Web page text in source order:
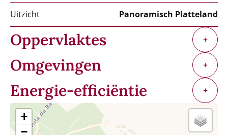
Uitzicht Panoramisch Platteland
Oppervlaktes +
Omgevingen +
Energie-efficiëntie +
+
−